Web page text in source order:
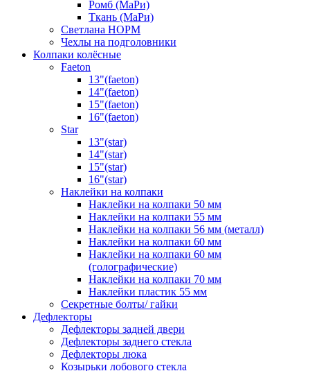
Ромб (МаРи)
Ткань (МаРи)
Светлана НОРМ
Чехлы на подголовники
Колпаки колёсные
Faeton
13"(faeton)
14"(faeton)
15"(faeton)
16"(faeton)
Star
13"(star)
14"(star)
15"(star)
16"(star)
Наклейки на колпаки
Наклейки на колпаки 50 мм
Наклейки на колпаки 55 мм
Наклейки на колпаки 56 мм (металл)
Наклейки на колпаки 60 мм
Наклейки на колпаки 60 мм
(голографические)
Наклейки на колпаки 70 мм
Наклейки пластик 55 мм
Секретные болты/ гайки
Дефлекторы
Дефлекторы задней двери
Дефлекторы заднего стекла
Дефлекторы люка
Козырьки лобового стекла